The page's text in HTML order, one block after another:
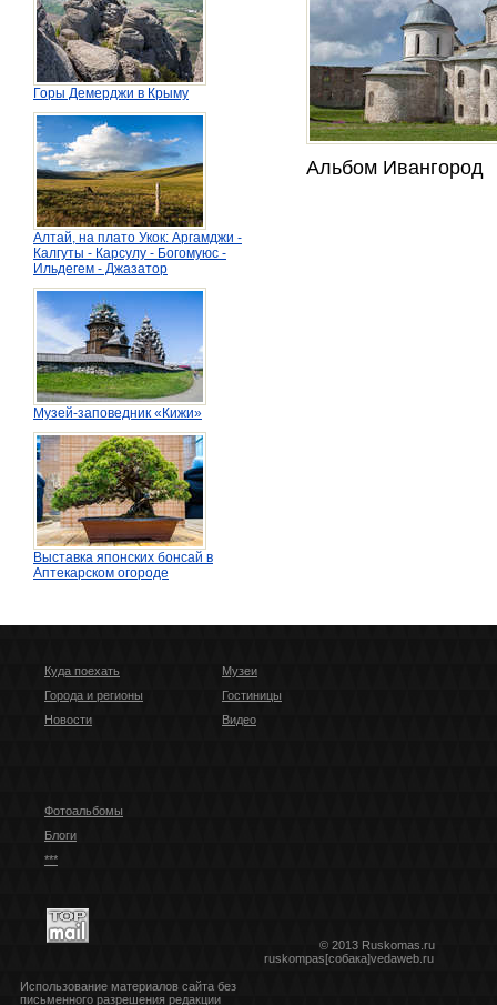
Горы Демерджи в Крыму
Алтай, на плато Укок: Аргамджи -
Калгуты - Карсулу - Богомуюс -
Ильдегем - Джазатор
Музей-заповедник «Кижи»
Выставка японских бонсай в
Аптекарском огороде
Альбом Ивангород
Куда поехать
Города и регионы
Новости
Музеи
Гостиницы
Видео
Фотоальбомы
Блоги
***
© 2013 Ruskomas.ru
ruskompas[собака]vedaweb.ru
Использование материалов сайта без
письменного разрешения редакции